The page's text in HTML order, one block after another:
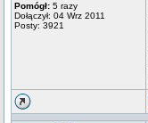
Pomógł: 5 razy
Dołączył: 04 Wrz 2011
Posty: 3921